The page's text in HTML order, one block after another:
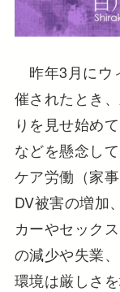
昨年3月にウ
催されたとき
りを見せ始め
などを懸念し
ケア労働（家
DV被害の増加
カーやセック
の減少や失業
環境は厳しさ